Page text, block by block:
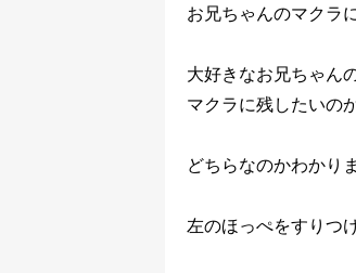
お兄ちゃんのマクラ
大好きなお兄ちゃん
マクラに残したいのか
どちらなのかわかり
左のほっぺをすりつ